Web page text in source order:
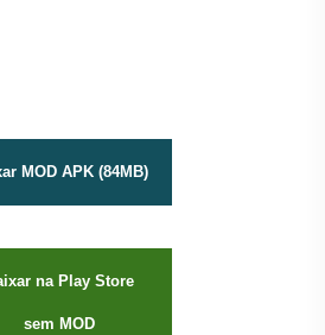
MOD APK (84MB)
na Play Store
sem MOD